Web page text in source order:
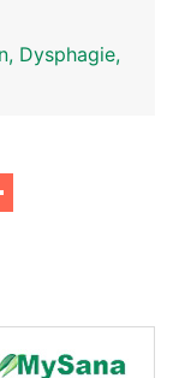
Dysphagie,